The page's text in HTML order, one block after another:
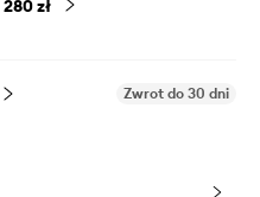
280 zł
Zwrot do 30 dni